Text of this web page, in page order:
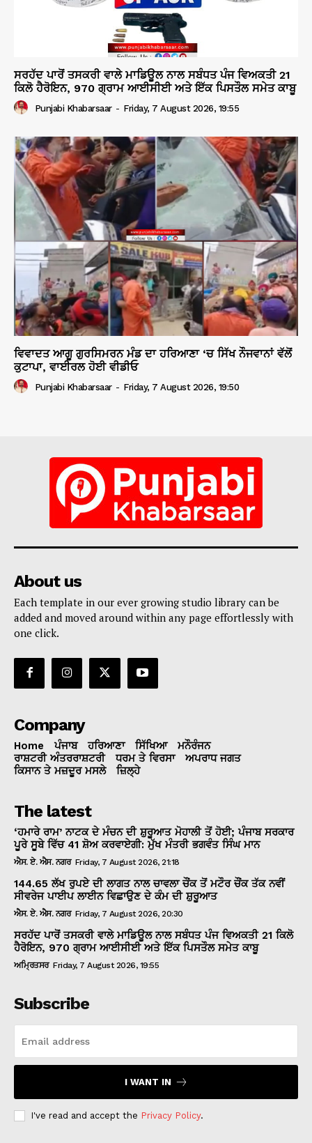
ਸਰਹੱਦ ਪਾਰੋਂ ਤਸਕਰੀ ਵਾਲੇ ਮਾਡਿਊਲ ਨਾਲ ਸਬੰਧਤ ਪੰਜ ਵਿਅਕਤੀ 21
ਕਿਲੋ ਹੈਰੋਇਨ, 970 ਗ੍ਰਾਮ ਆਈਸੀਈ ਅਤੇ ਇੱਕ ਪਿਸਤੌਲ ਸਮੇਤ ਕਾਬੂ
Punjabi Khabarsaar - Friday, 7 August 2026, 19:55
ਵਿਵਾਦਤ ਆਗੂ ਗੁਰਸਿਮਰਨ ਮੰਡ ਦਾ ਹਰਿਆਣਾ ‘ਚ ਸਿੱਖ ਨੌਜਵਾਨਾਂ ਵੱਲੋਂ
ਕੁਟਾਪਾ, ਵਾਈਰਲ ਹੋਈ ਵੀਡੀਓ
Punjabi Khabarsaar - Friday, 7 August 2026, 19:50
About us
Each template in our ever growing studio library can be
added and moved around within any page effortlessly with
one click.
Company
Home ਪੰਜਾਬ ਹਰਿਆਣਾ ਸਿੱਖਿਆ
ਮਨੌਰੰਜਨ
ਰਾਸ਼ਟਰੀ ਅੰਤਰਰਾਸ਼ਟਰੀ
ਧਰਮ ਤੇ ਵਿਰਸਾ
ਅਪਰਾਧ ਜਗਤ
ਕਿਸਾਨ ਤੇ ਮਜ਼ਦੂਰ ਮਸਲੇ
ਜ਼ਿਲ੍ਹੇ
The latest
‘ਹਮਾਰੇ ਰਾਮ’ ਨਾਟਕ ਦੇ ਮੰਚਨ ਦੀ ਸ਼ੁਰੂਆਤ ਮੋਹਾਲੀ ਤੋਂ ਹੋਈ; ਪੰਜਾਬ ਸਰਕਾਰ
ਪੂਰੇ ਸੂਬੇ ਵਿੱਚ 41 ਸ਼ੋਅ ਕਰਵਾਏਗੀ: ਮੁੱਖ ਮੰਤਰੀ ਭਗਵੰਤ ਸਿੰਘ ਮਾਨ
ਐਸ. ਏ. ਐਸ. ਨਗਰ Friday, 7 August 2026, 21:18
144.65 ਲੱਖ ਰੁਪਏ ਦੀ ਲਾਗਤ ਨਾਲ ਚਾਵਲਾ ਚੌਂਕ ਤੋਂ ਮਟੌਰ ਚੌਂਕ ਤੱਕ ਨਵੀਂ
ਸੀਵਰੇਜ ਪਾਈਪ ਲਾਈਨ ਵਿਛਾਉਣ ਦੇ ਕੰਮ ਦੀ ਸ਼ੁਰੂਆਤ
ਐਸ. ਏ. ਐਸ. ਨਗਰ Friday, 7 August 2026, 20:30
ਸਰਹੱਦ ਪਾਰੋਂ ਤਸਕਰੀ ਵਾਲੇ ਮਾਡਿਊਲ ਨਾਲ ਸਬੰਧਤ ਪੰਜ ਵਿਅਕਤੀ 21 ਕਿਲੋ
ਹੈਰੋਇਨ, 970 ਗ੍ਰਾਮ ਆਈਸੀਈ ਅਤੇ ਇੱਕ ਪਿਸਤੌਲ ਸਮੇਤ ਕਾਬੂ
ਅਮ੍ਰਿਤਸਰ Friday, 7 August 2026, 19:55
Subscribe
I WANT IN
I've read and accept the Privacy Policy.